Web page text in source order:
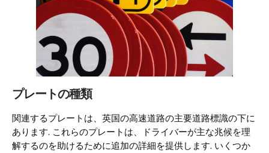
プレートの種類
関連するプレートは、英国の高速道路の主要道路標識の下に
あります. これらのプレートは、ドライバーが主な兆候を理
解するのを助けるために追加の詳細を提供します. いくつか